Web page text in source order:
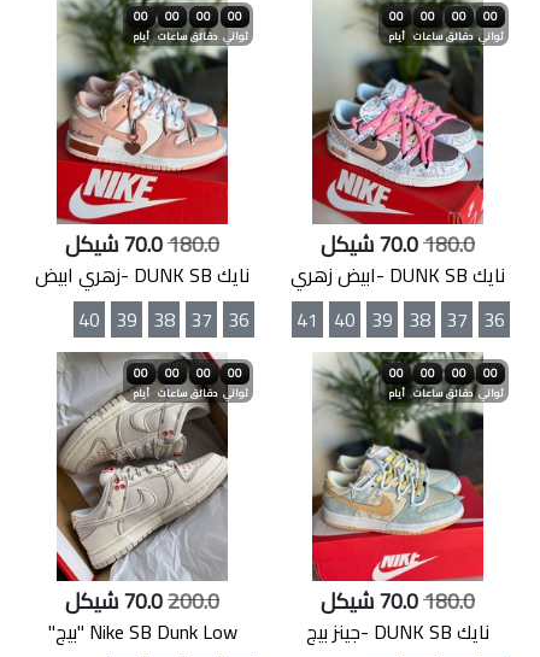
00
أيام
00
ساعات
00
دقائق
00
ثواني
180.0
نايك DUNK SB -ابيض زهري
36
37
38
39
40
41
00
أيام
00
ساعات
00
دقائق
00
ثواني
180.0
نايك DUNK SB -زهري ابيض
36
37
38
39
40
00
أيام
00
ساعات
00
دقائق
00
ثواني
180.0
نايك DUNK SB -جينز بيج
00
أيام
00
ساعات
00
دقائق
00
ثواني
200.0
Nike SB Dunk Low "بيج"